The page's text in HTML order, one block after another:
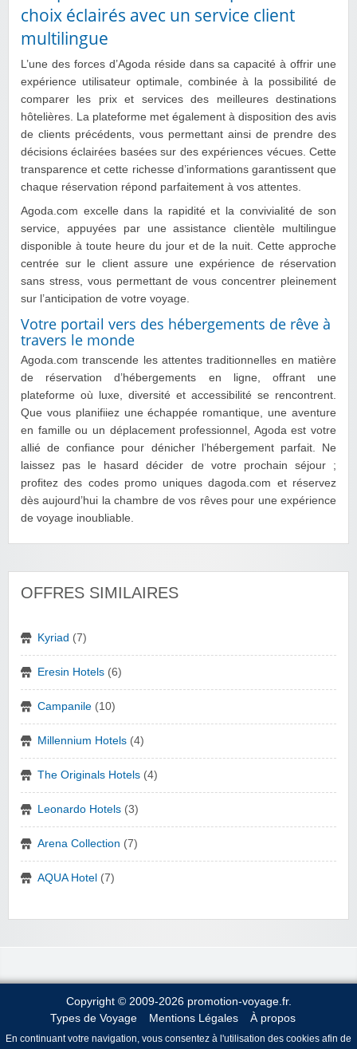
choix éclairés avec un service client
multilingue
L’une des forces d’Agoda réside dans sa capacité à offrir une
expérience utilisateur optimale, combinée à la possibilité de
comparer les prix et services des meilleures destinations
hôtelières. La plateforme met également à disposition des avis
de clients précédents, vous permettant ainsi de prendre des
décisions éclairées basées sur des expériences vécues. Cette
transparence et cette richesse d’informations garantissent que
chaque réservation répond parfaitement à vos attentes.
Agoda.com excelle dans la rapidité et la convivialité de son
service, appuyées par une assistance clientèle multilingue
disponible à toute heure du jour et de la nuit. Cette approche
centrée sur le client assure une expérience de réservation
sans stress, vous permettant de vous concentrer pleinement
sur l’anticipation de votre voyage.
Votre portail vers des hébergements de rêve à
travers le monde
Agoda.com transcende les attentes traditionnelles en matière
de réservation d’hébergements en ligne, offrant une
plateforme où luxe, diversité et accessibilité se rencontrent.
Que vous planifiiez une échappée romantique, une aventure
en famille ou un déplacement professionnel, Agoda est votre
allié de confiance pour dénicher l’hébergement parfait. Ne
laissez pas le hasard décider de votre prochain séjour ;
profitez des codes promo uniques dagoda.com et réservez
dès aujourd’hui la chambre de vos rêves pour une expérience
de voyage inoubliable.
OFFRES SIMILAIRES
Kyriad (7)
Eresin Hotels (6)
Campanile (10)
Millennium Hotels (4)
The Originals Hotels (4)
Leonardo Hotels (3)
Arena Collection (7)
AQUA Hotel (7)
Copyright © 2009-2026 promotion-voyage.fr.
Types de Voyage
Mentions Légales À propos
En continuant votre navigation, vous consentez à l'utilisation des cookies afin de